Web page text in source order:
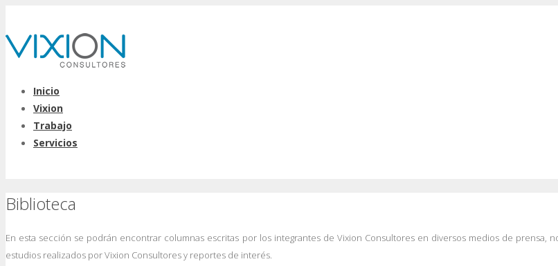
Inicio
Vixion
Trabajo
Servicios
Biblioteca
En esta sección se podrán encontrar columnas escritas por los integrantes de Vixion Consultores en diversos medios de
estudios realizados por Vixion Consultores y reportes de interés.